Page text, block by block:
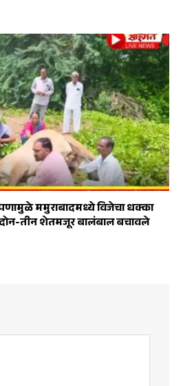
ममुराबादमध्ये विजेचा धक्का
तीन शेतमजूर बालंबाल बचावले